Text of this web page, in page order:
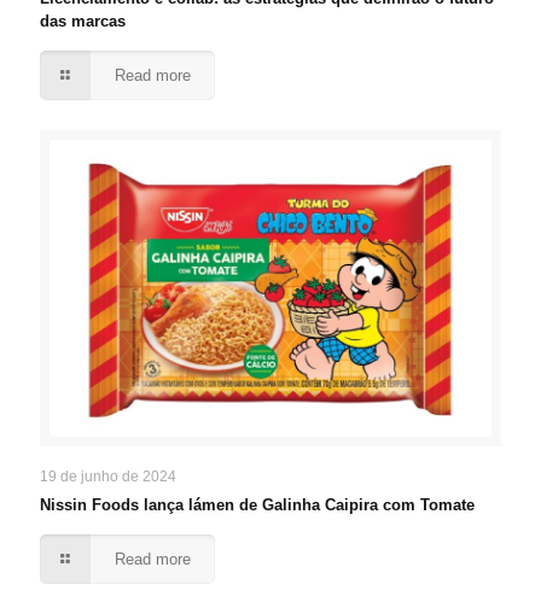
das marcas
Read more
19 de junho de 2024
Nissin Foods lança lámen de Galinha Caipira com Tomate
Read more